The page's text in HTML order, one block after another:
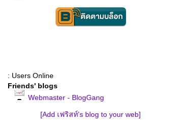
: Users Online
Friends' blogs
Webmaster - BlogGang
[Add เฟริสท์'s blog to your web]